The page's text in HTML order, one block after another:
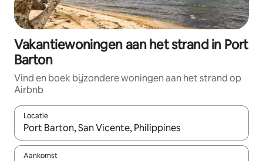
Vakantiewoningen aan het strand in Port
Barton
Vind en boek bijzondere woningen aan het strand op
Airbnb
Locatie
Wanneer er suggesties beschikbaar zijn, maak je een keuze
Aankomst